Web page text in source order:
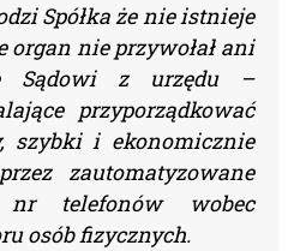
Danych
(RODO).
aktualizacja
Szkolenie RODO -
Spółka że nie istnieje
organ nie przywołał ani
Sądowi z urzędu –
przyporządkować
szybki i ekonomicznie
zautomatyzowane
nr telefonów wobec
osób fizycznych.